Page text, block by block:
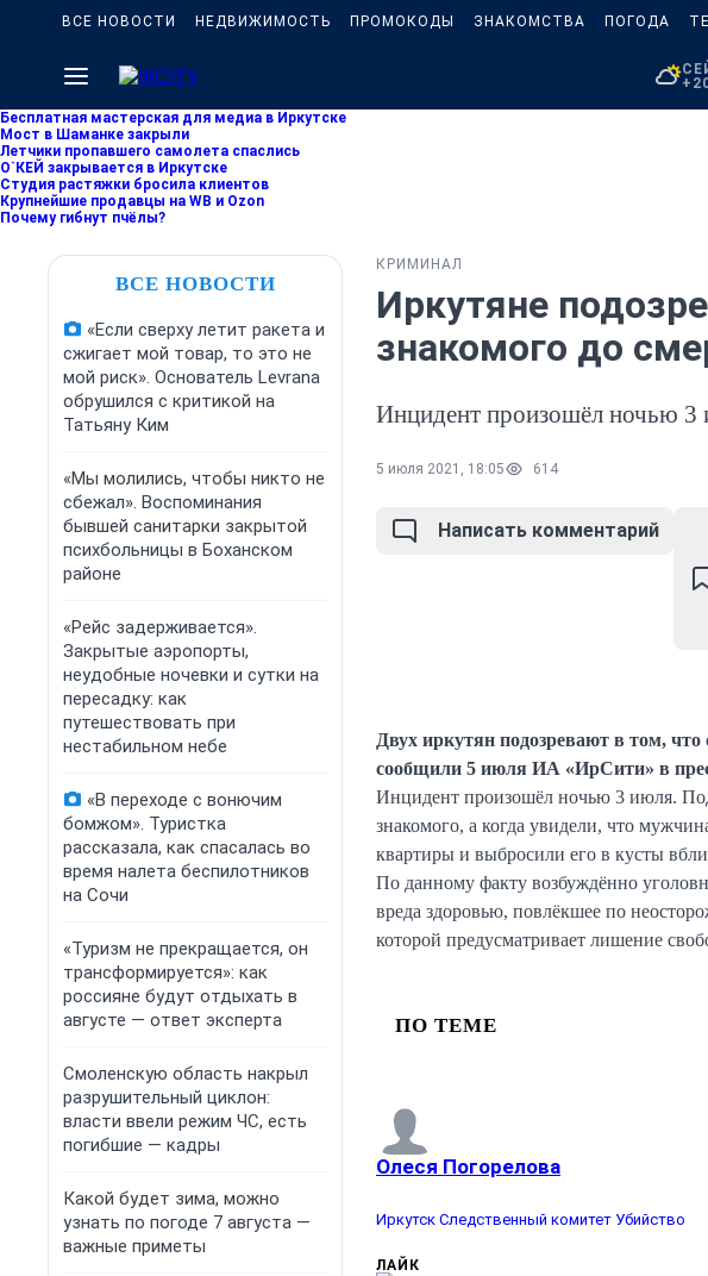
ВСЕ НОВОСТИ НЕДВИЖИМОСТЬ ПРОМОКОДЫ ЗНАКОМСТВА ПОГОДА
Бесплатная мастерская для медиа в Иркутске
Мост в Шаманке закрыли
Летчики пропавшего самолета спаслись
О`КЕЙ закрывается в Иркутске
Студия растяжки бросила клиентов
Крупнейшие продавцы на WB и Ozon
Почему гибнут пчёлы?
ВСЕ НОВОСТИ
«Если сверху летит ракета и
сжигает мой товар, то это не
мой риск». Основатель Levrana
обрушился с критикой на
Татьяну Ким
«Мы молились, чтобы никто не
сбежал». Воспоминания
бывшей санитарки закрытой
психбольницы в Боханском
районе
«Рейс задерживается».
Закрытые аэропорты,
неудобные ночевки и сутки на
пересадку: как
путешествовать при
нестабильном небе
«В переходе с вонючим
бомжом». Туристка
рассказала, как спасалась во
время налета беспилотников
на Сочи
«Туризм не прекращается, он
трансформируется»: как
россияне будут отдыхать в
августе — ответ эксперта
Смоленскую область накрыл
разрушительный циклон:
власти ввели режим ЧС, есть
погибшие — кадры
Какой будет зима, можно
узнать по погоде 7 августа —
важные приметы
КРИМИНАЛ
Иркутяне
знакомого до
Инцидент произошёл ночью 3
5 июля 2021, 18:05 614
Написать комментарий
Двух иркутян подозревают в том, что
сообщили 5 июля ИА «ИрСити» в
Инцидент произошёл ночью 3 июля.
знакомого, а когда увидели, что
квартиры и выбросили его в кусты
По данному факту возбуждённо
вреда здоровью, повлёкшее по
которой предусматривает лишение
ПО ТЕМЕ
Олеся Погорелова
Иркутск Следственный комитет Убийство
ЛАЙК